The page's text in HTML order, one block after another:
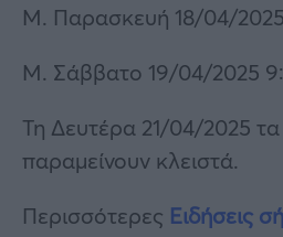
Μ. Παρασκευή 18/04/
Μ. Σάββατο 19/04/2025
Τη Δευτέρα 21/04/2025
παραμείνουν κλειστά.
Περισσότερες Ειδήσεις